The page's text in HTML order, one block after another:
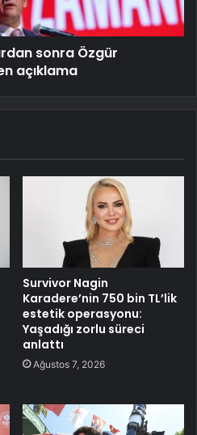
sonra Özgür
açıklama
Survivor Nagin
Karadere’nin 750 bin TL’lik
estetik operasyonu:
Yaşadığı zorlu süreci
anlattı
Ağustos 7, 2026